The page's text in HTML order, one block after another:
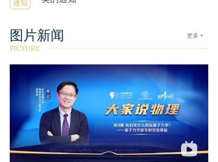
通知
更多 +
图片新闻
PICTURE